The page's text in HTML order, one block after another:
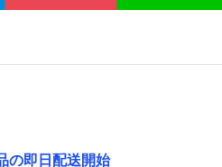
の即日配送開始